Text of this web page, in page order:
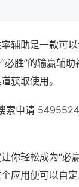
辅助是一款可
必胜”的输赢辅
获取使用。
索申请
你轻松成为“必
应用便可以自